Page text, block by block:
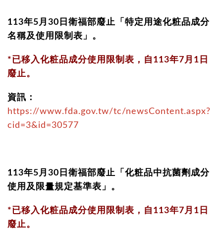
113年5月30日衛福部廢止「特定用途化粧品成分
名稱及使用限制表」。
*已移入化粧品成分使用限制表，自113年7月1日
廢止。
資訊：
https://www.fda.gov.tw/tc/newsContent.aspx?
cid=3&id=30577
113年5月30日衛福部廢止「化粧品中抗菌劑成分
使用及限量規定基準表」。
*已移入化粧品成分使用限制表，自113年7月1日
廢止。